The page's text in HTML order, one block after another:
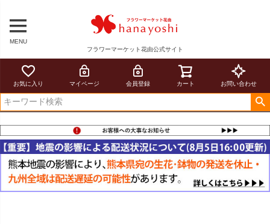
MENU
フラワーマーケット花由公式サイト
お気に入り マイページ 会員登録 カート お問い合わせ